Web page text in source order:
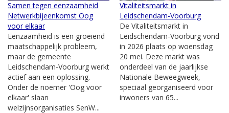
Samen tegen eenzaamheid
Netwerkbijeenkomst Oog
voor elkaar
Eenzaamheid is een groeiend
maatschappelijk probleem,
maar de gemeente
Leidschendam-Voorburg werkt
actief aan een oplossing.
Onder de noemer 'Oog voor
elkaar' slaan
welzijnsorganisaties SenW...
Vitaliteitsmarkt in
Leidschendam-Voorburg
De Vitaliteitsmarkt in
Leidschendam-Voorburg vond
in 2026 plaats op woensdag
20 mei. Deze markt was
onderdeel van de jaarlijkse
Nationale Beweegweek,
speciaal georganiseerd voor
inwoners van 65...